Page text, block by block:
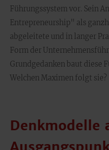
Führungssystem vor. Sein
Entrepreneurship" als
abgeleitete und in langer
Form der
Grundgedanken baut diese
Welchen Maximen folgt sie?
Denkmodelle